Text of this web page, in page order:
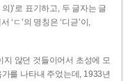
의)’로 표기하고, 두 글자는 글
‘ㄷ’의 명칭은 ‘디귿’이,
지 않던 것들이어서 초성에 모
가를 나타내 주었는데, 1933년